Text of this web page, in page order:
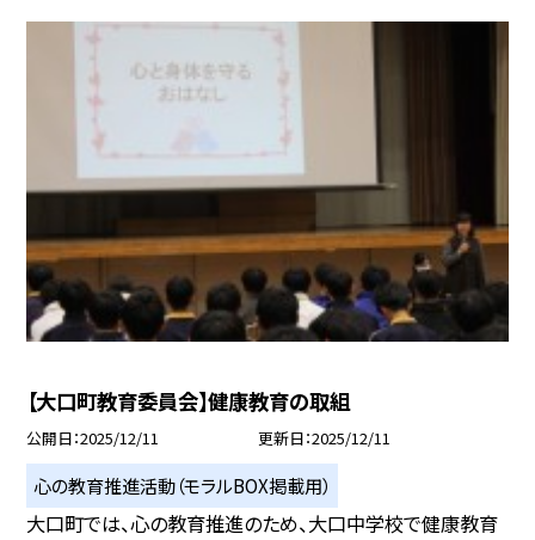
【大口町教育委員会】健康教育の取組
公開日 2025/12/11 更新日 2025/12/11
心の教育推進活動（モラルBOX掲載用）
大口町では、心の教育推進のため、大口中学校で健康教育